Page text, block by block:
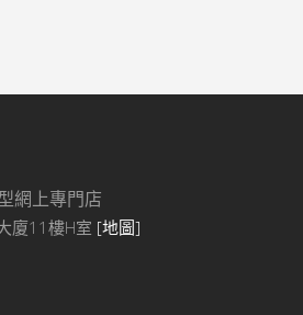
網上專門店
廈11樓H室 [地圖]